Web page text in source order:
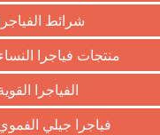
شرائط
منتجات فياجرا
الفياجرا
فياجرا جيلي